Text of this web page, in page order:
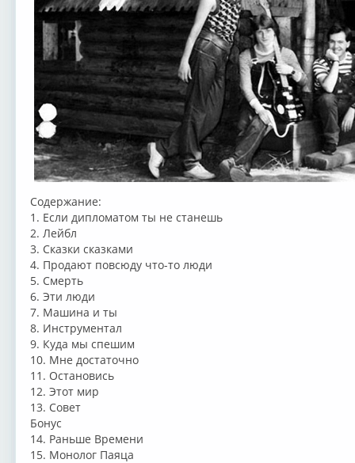
Содержание:
1. Если дипломатом ты не станешь
2. Лейбл
3. Сказки сказками
4. Продают повсюду что-то люди
5. Смерть
6. Эти люди
7. Машина и ты
8. Инструментал
9. Куда мы спешим
10. Мне достаточно
11. Остановись
12. Этот мир
13. Совет
Бонус
14. Раньше Времени
15. Монолог Паяца